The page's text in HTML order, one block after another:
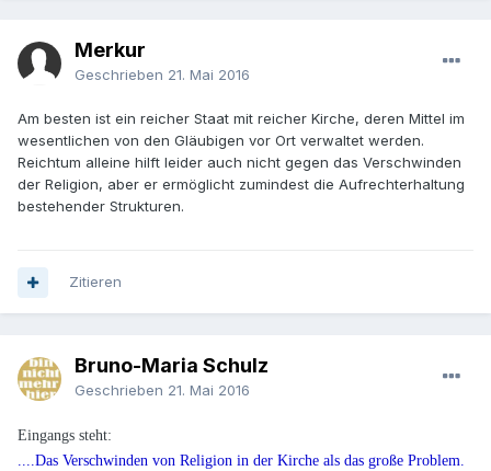
Merkur
Geschrieben 21. Mai 2016
Am besten ist ein reicher Staat mit reicher Kirche, deren Mittel im
wesentlichen von den Gläubigen vor Ort verwaltet werden.
Reichtum alleine hilft leider auch nicht gegen das Verschwinden
der Religion, aber er ermöglicht zumindest die Aufrechterhaltung
bestehender Strukturen.
Zitieren
Bruno-Maria Schulz
Geschrieben 21. Mai 2016
Eingangs steht:
....Das Verschwinden von Religion in der Kirche als das große Problem.